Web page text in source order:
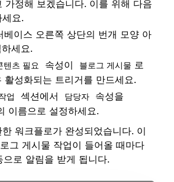
가정해 보겠습니다. 이를 위해 다음
요.
베이스 오른쪽 상단의 번개 모양 아
세요.
텐츠 필요 속성이 블로그 게시물 로
활성화되는 트리거를 만드세요.
업 섹션에서 담당자
속성을
이름으로 설정하세요.
워크플로가 완성되었습니다. 이
그 게시물 작업이 들어올 때마다
로 알림을 받게 됩니다.